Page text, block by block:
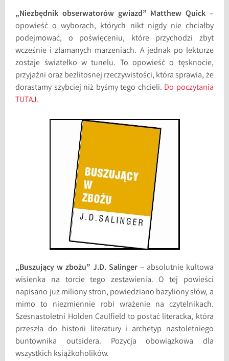
„Niezbędnik obserwatorów gwiazd” Matthew Quick –
opowieść o wyborach, których nikt nigdy nie chciałby
podejmować, o poświęceniu, które przychodzi zbyt
wcześnie i złamanych marzeniach. A jednak po lekturze
zostaje światełko w tunelu. To opowieść o tęsknocie,
przyjaźni oraz bezlitosnej rzeczywistości, która sprawia, że
dorastamy szybciej niż byśmy tego chcieli. Do poczytania
TUTAJ.
„Buszujący w zbożu” J.D. Salinger– absolutnie kultowa
wisienka na torcie tego zestawienia. O tej powieści
napisano już miliony stron, powiedziano bazyliony słów, a
mimo to niezmiennie robi wrażenie na czytelnikach.
Szesnastoletni Holden Caulfield to postać literacka, która
przeszła do historii literatury i archetyp nastoletniego
buntownika outsidera. Pozycja obowiązkowa dla
wszystkich książkoholików.